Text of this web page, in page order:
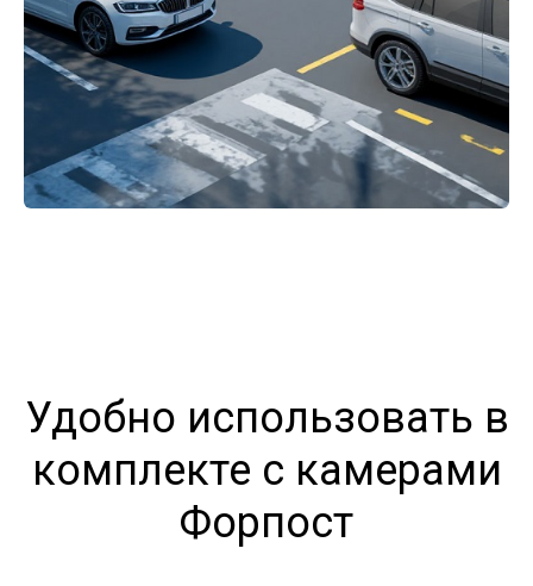
Удобно использовать в
комплекте с камерами
Форпост